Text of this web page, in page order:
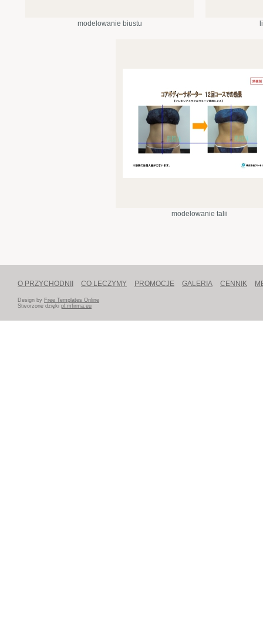
modelowanie biustu
modelowanie talii
O PRZYCHODNII CO LECZYMY PROMOCJE GALERIA CENNIK
Design by Free Templates Online
Stworzone dzięki pl.mfirma.eu